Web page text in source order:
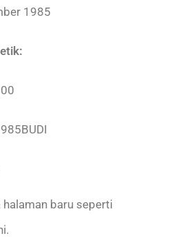
1985
baru seperti